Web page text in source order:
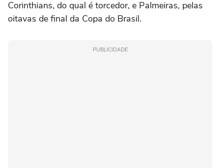
Corinthians, do qual é torcedor, e Palmeiras, pelas
oitavas de final da Copa do Brasil.
PUBLICIDADE